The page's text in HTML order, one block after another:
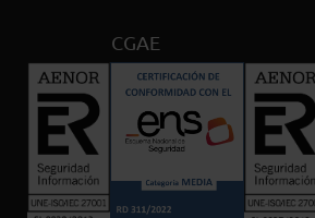
CGAE